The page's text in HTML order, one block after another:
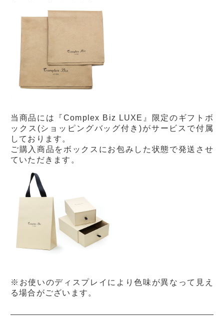
当商品には『Complex Biz LUXE』限定のギフトボ
ックス(ショッピングバッグ付き)がサービスで付属
しております。
ご購入商品をボックスにお包みした状態で発送させ
ていただきます。
※お使いのディスプレイにより色味が異なって見え
る場合がございます。